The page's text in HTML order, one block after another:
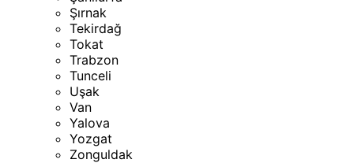
Şırnak
Tekirdağ
Tokat
Trabzon
Tunceli
Uşak
Van
Yalova
Yozgat
Zonguldak